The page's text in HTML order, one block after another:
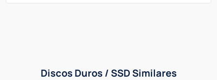
Discos Duros / SSD Similares